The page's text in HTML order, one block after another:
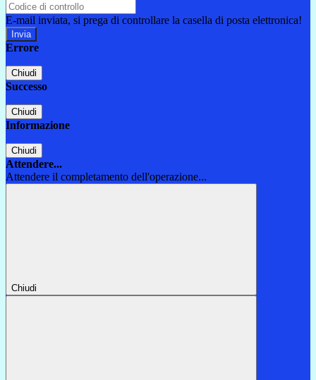
E-mail inviata, si prega di controllare la casella di posta elettronica!
Errore
Chiudi
Successo
Chiudi
Informazione
Chiudi
Attendere...
Attendere il completamento dell'operazione...
Chiudi